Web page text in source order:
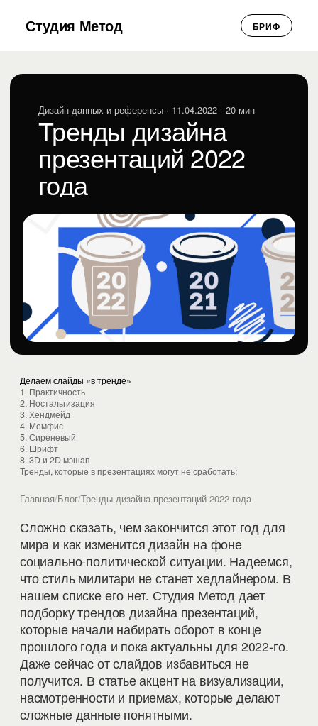
Студия Метод БРИФ
Дизайн данных и референсы · 11.04.2022 · 20 мин
Тренды дизайна
презентаций 2022
года
СМ
Дизайн данных и референсы · 11.04.2022
Делаем слайды «в тренде»
1. Практичность
2. Ностальгизация
3. Хендмейд
4. Мемфис
5. Сиреневый
6. Шрифт
8. 3D и 2D мэшап
Тренды, которые в презентациях могут не сработать:
Главная/Блог/Тренды дизайна презентаций 2022 года
Сложно сказать, чем закончится этот год для
мира и как изменится дизайн на фоне
социально-политической ситуации. Надеемся,
что стиль милитари не станет хедлайнером. В
нашем списке его нет. Студия Метод дает
подборку трендов дизайна презентаций,
которые начали набирать оборот в конце
прошлого года и пока актуальны для 2022-го.
Даже сейчас от слайдов избавиться не
получится. В статье акцент на визуализации,
насмотренности и приемах, которые делают
сложные данные понятными.